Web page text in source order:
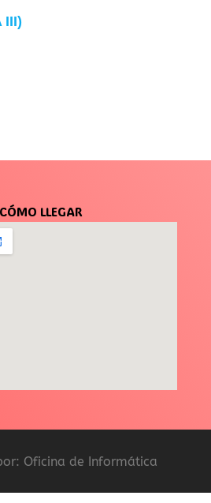
III)
CÓMO LLEGAR
Oficina de Informática